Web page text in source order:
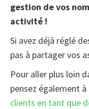
gestion de vos
activité !
Si avez déjà réglé
pas à partager vos
Pour aller plus loin
pensez également à
clients en tant que